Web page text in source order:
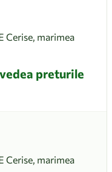
Cerise, marimea
preturile
Cerise, marimea